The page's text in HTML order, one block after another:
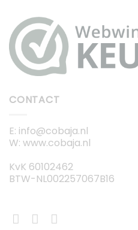
CONTACT
E: info@cobaja.nl
W: www.cobaja.nl
KvK 60102462
BTW-NL002257067B16